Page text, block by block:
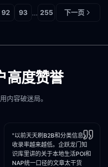
92 93 ... 255 下一页
高度赞誉
内容破迷局。
"以前天天刷B2B和分类信息，
收录率越来越低。企跃龙门知
识库里讲的关于本地生活POI和
NAP统一口径的文章太干货